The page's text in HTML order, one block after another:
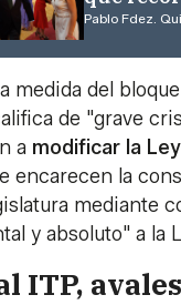
Pablo Fdez.
medida del
de "grave
a modificar la
encarecen la
mediante
y absoluto" a la
ITP,